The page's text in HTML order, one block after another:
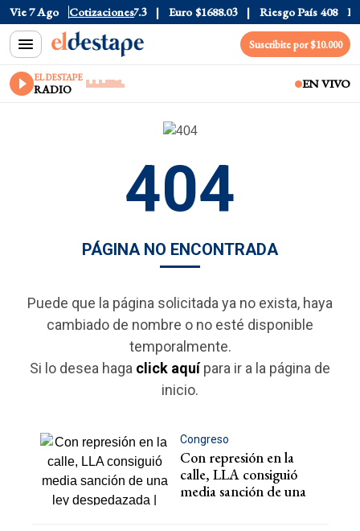
Vie 7 Ago Cotizaciones
Dólar CCL $1577.3 Euro $1688.03 Riesgo País 408
Suscribite por $10.000
EL DESTAPE
RADIO EN VIVO
404
PÁGINA NO ENCONTRADA
Puede que la página solicitada ya no exista, haya
cambiado de nombre o no esté disponible
temporalmente.
Si lo desea haga click aquípara ir a la página de
inicio.
Congreso
Con represión en la
calle, LLA consiguió
media sanción de una